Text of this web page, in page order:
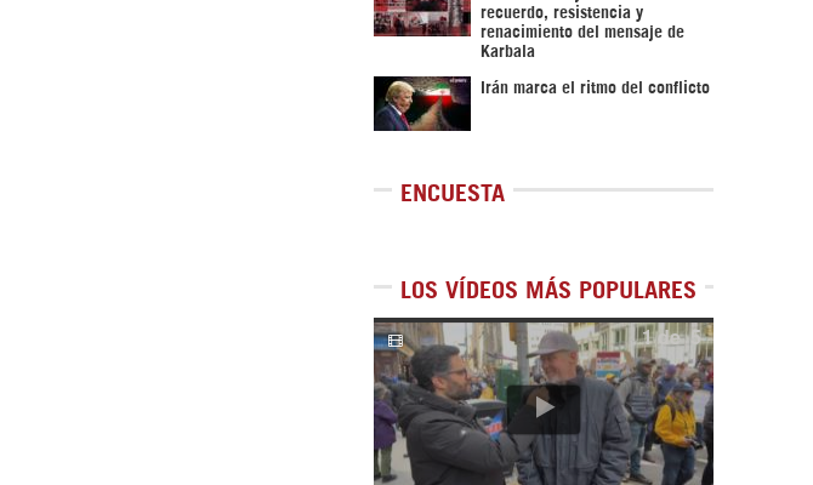
recuerdo, resistencia y
renacimiento del mensaje de
Karbala
Irán marca el ritmo del conflicto
ENCUESTA
LOS VÍDEOS MÁS POPULARES
1de5